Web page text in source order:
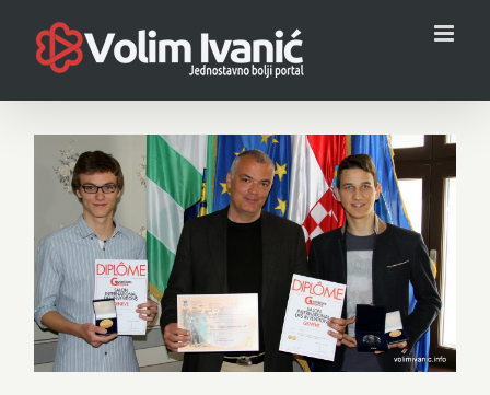
content
View
Larger
Image